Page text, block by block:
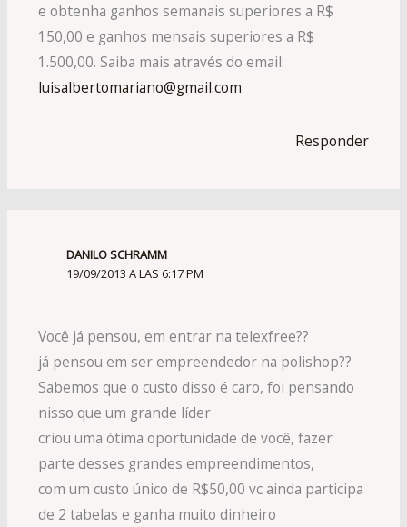
e obtenha ganhos semanais superiores a R$
150,00 e ganhos mensais superiores a R$
1.500,00. Saiba mais através do email:
luisalbertomariano@gmail.com
Responder
DANILO SCHRAMM
19/09/2013 A LAS 6:17 PM
Você já pensou, em entrar na telexfree??
já pensou em ser empreendedor na polishop??
Sabemos que o custo disso é caro, foi pensando
nisso que um grande líder
criou uma ótima oportunidade de você, fazer
parte desses grandes empreendimentos,
com um custo único de R$50,00 vc ainda participa
de 2 tabelas e ganha muito dinheiro